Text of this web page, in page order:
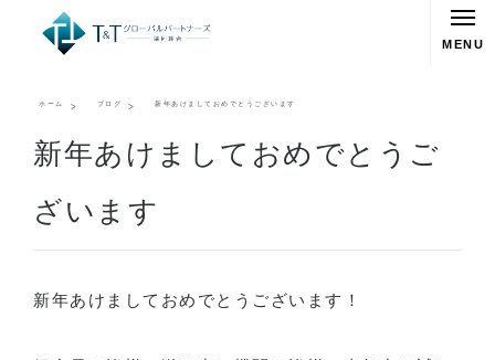
MENU
ホーム ブログ 新年あけましておめでとうございます
新年あけましておめでとうご
ざいます
新年あけましておめでとうございます！